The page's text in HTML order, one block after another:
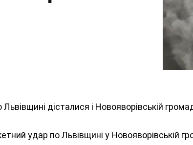
дісталися і Новояворівській
удар по Львівщині у Новояворівській